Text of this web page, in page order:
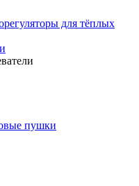
для тёплых
пушки